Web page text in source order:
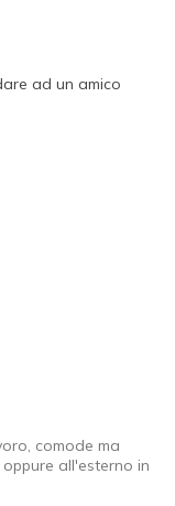
alle scarpe
ad un amico
comode ma
all'esterno in